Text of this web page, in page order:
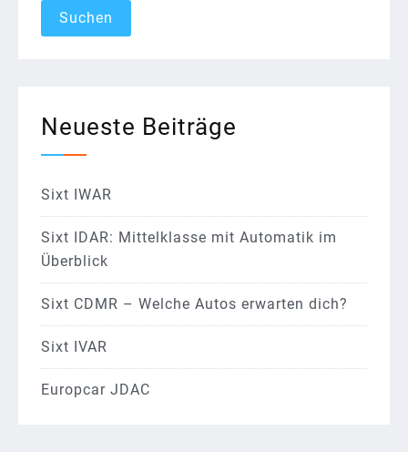
Neueste Beiträge
Sixt IWAR
Sixt IDAR: Mittelklasse mit Automatik im
Überblick
Sixt CDMR – Welche Autos erwarten dich?
Sixt IVAR
Europcar JDAC